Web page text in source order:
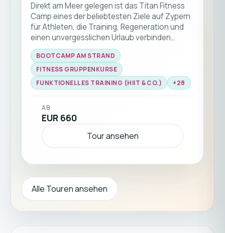
Direkt am Meer gelegen ist das Titan Fitness
Camp eines der beliebtesten Ziele auf Zypern
für Athleten, die Training, Regeneration und
einen unvergesslichen Urlaub verbinden
wollen. Genieße abwechslungsreiche
Workouts unter der mediterranen Sonne,
erfahrene Coaches und eine inspirierende
internationale Gemeinschaft.Von Functional
Fitness und HYROX über Krafttraining, Mobility
Chancen, fitter zu werden — und das mit
Meerblick. Kehre stärker, gesünder und voller
neuer Motivation zurück. ☀️🏖️💪
BOOTCAMP AM STRAND
FITNESS GRUPPENKURSE
FUNKTIONELLES TRAINING (HIIT & CO.)
+28
AB
EUR 660
Tour ansehen
Alle Touren ansehen